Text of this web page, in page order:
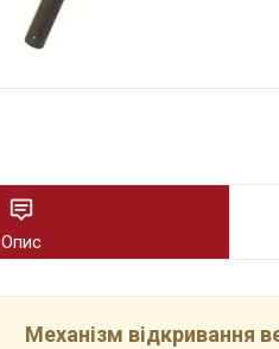
Опис
Механізм відкривання